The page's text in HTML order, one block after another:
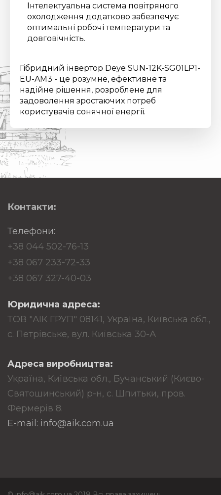
Інтелектуальна система повітряного
охолодження додатково забезпечує
оптимальні робочі температури та
довговічність.
Гібридний інвертор Deye SUN-12K-SG01LP1-
EU-AM3 - це розумне, ефективне та
надійне рішення, розроблене для
задоволення зростаючих потреб
користувачів сонячної енергії.
Контакти:
Телефони:
+38 044 502-76-13
+38 067 233-72-33
+38 067 327-40-03
Юридична адреса:
ТОВ "АІК ГРУП" 08141, Україна, Київська обл.,
с. Петрівське, вул. Київська 30-А
Адреса виробництва:
Україна, Київська обл., Бучанський (Києво-
Святошинський) р-н, с. Шпитьки, пров.
Фермерів 8.
E-mail: info@aik.com.ua